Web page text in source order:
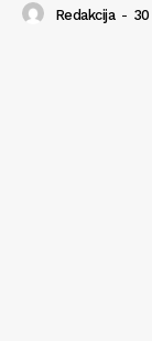
Redakcija -